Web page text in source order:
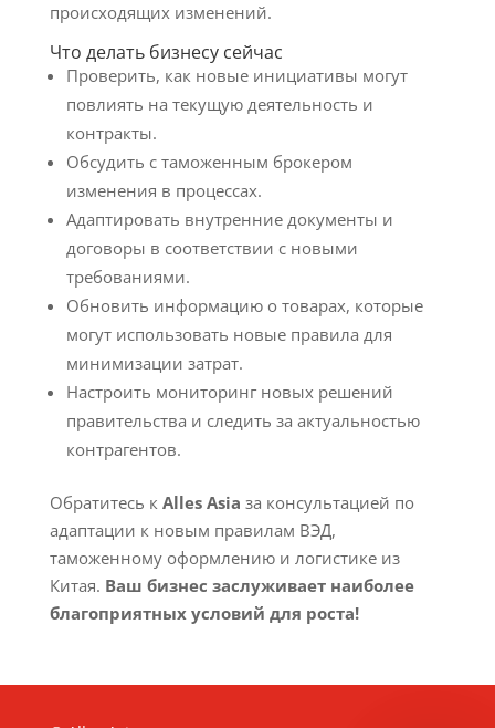
происходящих изменений.
Что делать бизнесу сейчас
Проверить, как новые инициативы могут
повлиять на текущую деятельность и
контракты.
Обсудить с таможенным брокером
изменения в процессах.
Адаптировать внутренние документы и
договоры в соответствии с новыми
требованиями.
Обновить информацию о товарах, которые
могут использовать новые правила для
минимизации затрат.
Настроить мониторинг новых решений
правительства и следить за актуальностью
контрагентов.
Обратитесь к Alles Asia за консультацией по
адаптации к новым правилам ВЭД,
таможенному оформлению и логистике из
Китая. Ваш бизнес заслуживает наиболее
благоприятных условий для роста!